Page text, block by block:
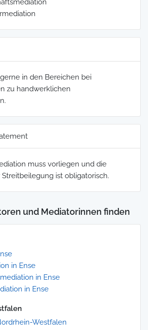
in den Bereichen bei
zu handwerklichen
muss vorliegen und die
ist obligatorisch.
und Mediatorinnen finden
in Ense
in Ense
in Ense
Westfalen